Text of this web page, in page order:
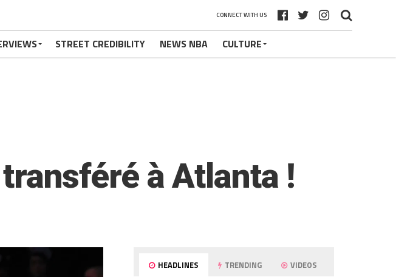
CONNECT WITH US
STREET CREDIBILITY NEWS NBA CULTURE
à Atlanta !
HEADLINES TRENDING VIDEOS